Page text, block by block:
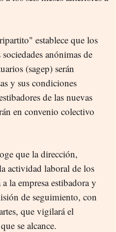
establece que los
anónimas de
(sagep) serán
y sus condiciones
de las nuevas
en convenio colectivo
que la dirección,
actividad laboral de los
la empresa estibadora y
de seguimiento, con
que vigilará el
se alcance.